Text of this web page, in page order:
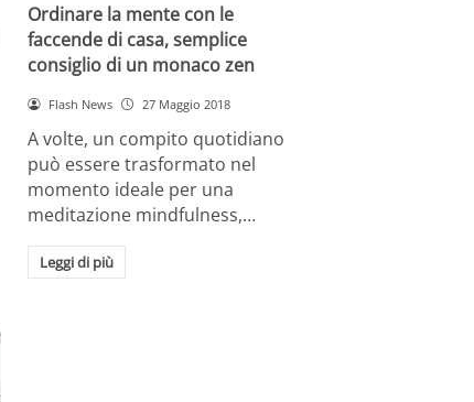
Ordinare la mente con le
faccende di casa, semplice
consiglio di un monaco zen
Flash News 27 Maggio 2018
A volte, un compito quotidiano
può essere trasformato nel
momento ideale per una
meditazione mindfulness,…
Leggi di più